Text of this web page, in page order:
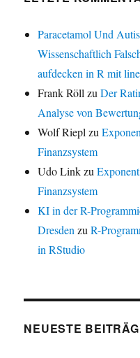
Paracetamol Und
Wissenschaftlich
aufdecken in R mit
Frank RöllzuDer
Analyse von
Wolf Rieplzu
Finanzsystem
Udo Linkzu
Finanzsystem
KI in der R-
DresdenzuR-
in RStudio
NEUESTE